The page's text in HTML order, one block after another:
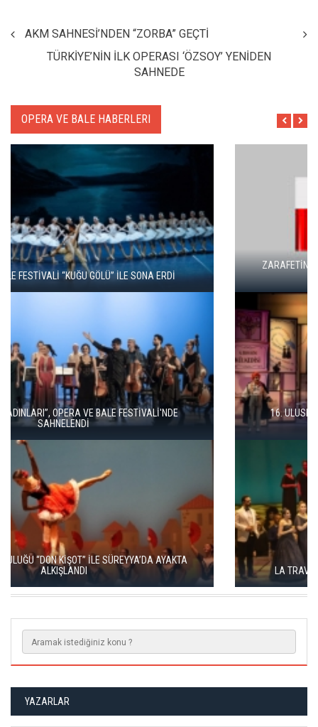
AKM SAHNESİ’NDEN “ZORBA” GEÇTİ
TÜRKİYE’NİN İLK OPERASI ‘ÖZSOY’ YENİDEN
SAHNEDE
OPERA VE BALE HABERLERI
ZARAFETİN AŞKIN VE TUTKUNUN DANSI: KUĞU GÖLÜ YENİDEN
SAHNEDE
16. ULUSLARARASI İSTANBUL OPERA VE BALE FESTİVALİ
“KÜLKEDİSİ” İLE BAŞLADI
LA TRAVİATA, SAHNEDE BÜYÜLEYİCİ BİR GECE YARATTI
YAZARLAR